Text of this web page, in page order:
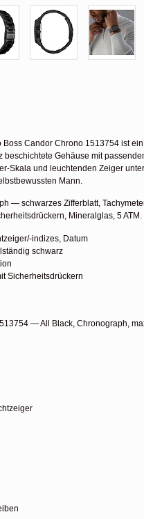
Candor Chrono 1513754 ist
Gehäuse mit
Skala und leuchtenden Zeiger
Mann.
— schwarzes Zifferblatt,
Mineralglas, 5 ATM.
indizes, Datum
schwarz
Sicherheitsdrückern
— All Black, Chronograph,